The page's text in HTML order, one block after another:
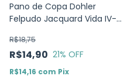
Pano de Copa Dohler
Felpudo Jacquard Vida IV-
R$14,90
R$18,75
21% OFF
R$14,16 com Pix